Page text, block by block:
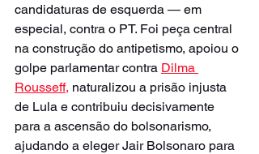
candidaturas de esquerda — em
especial, contra o PT. Foi peça central
na construção do antipetismo, apoiou o
golpe parlamentar contra Dilma
Rousseff, naturalizou a prisão injusta
de Lula e contribuiu decisivamente
para a ascensão do bolsonarismo,
ajudando a eleger Jair Bolsonaro para